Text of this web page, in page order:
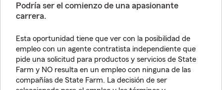
Podría ser el comienzo de una apasionante
carrera.
Esta oportunidad tiene que ver con la posibilidad de
empleo con un agente contratista independiente que
pide una solicitud para productos y servicios de State
Farm y NO resulta en un empleo con ninguna de las
compañías de State Farm. La decisión de ser